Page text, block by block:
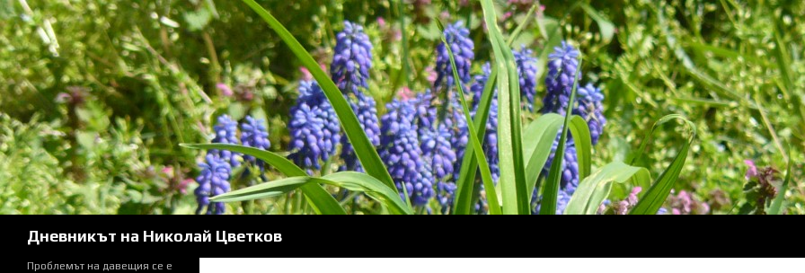
Skip
to
content
Дневникът на Николай Цветков
Проблемът на давещия се е